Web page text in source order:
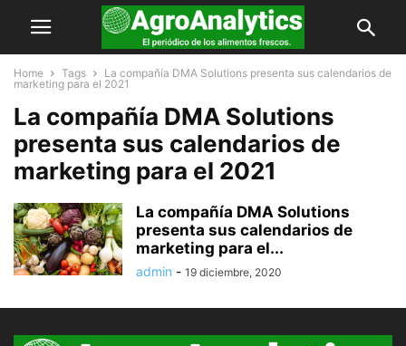
Home Tags
La compañía DMA Solutions presenta sus calendarios de
marketing para el 2021
La compañía DMA Solutions
presenta sus calendarios de
marketing para el 2021
La compañía DMA Solutions
presenta sus calendarios de
marketing para el...
admin - 19 diciembre, 2020